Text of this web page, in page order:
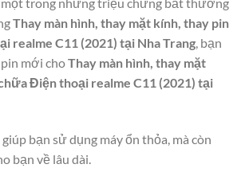
Thay màn hình, thay mặt kính, thay pin
realme C11 (2021) tại Nha Trang, bạn
mới choThay màn hình, thay mặt
Điện thoại realme C11 (2021) tại
bạn sử dụng máy ổn thỏa, mà còn
bạn về lâu dài.